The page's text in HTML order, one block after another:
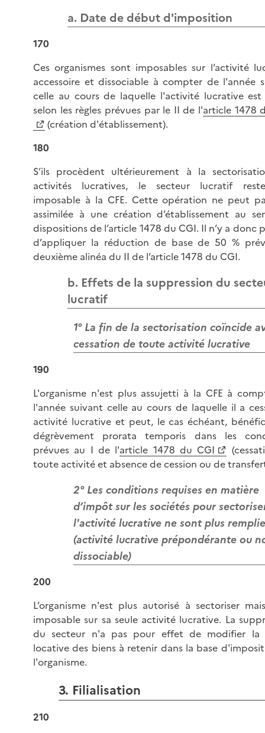
a. Date de début d'imposition
170
Ces organismes sont imposables sur l’activité
accessoire et dissociable à compter de l'année
celle au cours de laquelle l'activité lucrative est
selon les règles prévues par le II de l'article 1478
(création d'établissement).
180
S’ils procèdent ultérieurement à la
activités lucratives, le secteur lucratif
imposable à la CFE. Cette opération ne peut
assimilée à une création d’établissement au
dispositions de l’article 1478 du CGI. Il n’y a donc
d’appliquer la réduction de base de 50 %
deuxième alinéa du II de l’article 1478 du CGI.
b. Effets de la suppression du
lucratif
1° La fin de la sectorisation coïncide
cessation de toute activité lucrative
190
L'organisme n'est plus assujetti à la CFE à
l'année suivant celle au cours de laquelle il a
activité lucrative et peut, le cas échéant,
dégrèvement prorata temporis dans les
prévues au I de l'article 1478 du CGI
toute activité et absence de cession ou de
2° Les conditions requises en matière
d’impôt sur les sociétés pour
l'activité lucrative ne sont plus
(activité lucrative prépondérante ou
dissociable)
200
L’organisme n'est plus autorisé à sectoriser
imposable sur sa seule activité lucrative. La
du secteur n'a pas pour effet de modifier la
locative des biens à retenir dans la base
l'organisme.
3. Filialisation
210